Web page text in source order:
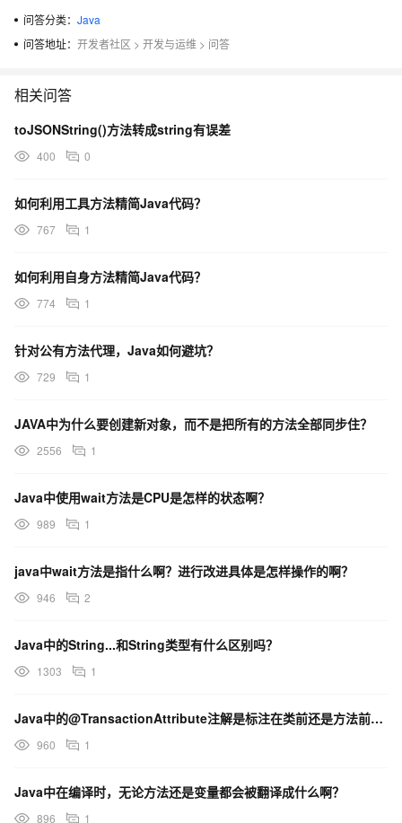
问答分类： Java
问答地址： 开发者社区 > 开发与运维 > 问答
相关问答
toJSONString()方法转成string有误差
400 0
如何利用工具方法精简Java代码？
767 1
如何利用自身方法精简Java代码？
774 1
针对公有方法代理，Java如何避坑？
729 1
JAVA中为什么要创建新对象，而不是把所有的方法全部同步住？
2556 1
Java中使用wait方法是CPU是怎样的状态啊？
989 1
java中wait方法是指什么啊？进行改进具体是怎样操作的啊？
946 2
Java中的String...和String类型有什么区别吗？
1303 1
Java中的@TransactionAttribute注解是标注在类前还是方法前呀？
960 1
Java中在编译时，无论方法还是变量都会被翻译成什么啊？
896 1